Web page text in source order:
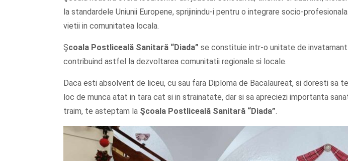
la standardele Uniunii Europene, sprijinindu-i pentru o integrare socio-
vietii in comunitatea locala.
Şcoala Postliceală Sanitară “Diada” se constituie intr-o unitate de
contribuind astfel la dezvoltarea comunitatii regionale si locale.
Daca esti absolvent de liceu, cu sau fara Diploma de Bacalaureat, si doresti
loc de munca atat in tara cat si in strainatate, dar si sa apreciezi importanta
traim, te asteptam la Şcoala Postliceală Sanitară “Diada”.